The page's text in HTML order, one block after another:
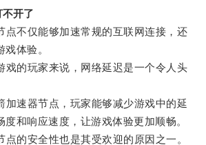
开了
不仅能够加速常规的互联网连接，还
体验。
的玩家来说，网络延迟是一个令人头
速器节点，玩家能够减少游戏中的延
和响应速度，让游戏体验更加顺畅。
的安全性也是其受欢迎的原因之一。